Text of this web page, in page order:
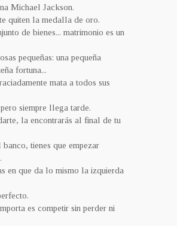
Michael Jackson.
quiten la medalla de oro.
de bienes... matrimonio es un
pequeñas: una pequeña
fortuna...
mata a todos sus
siempre llega tarde.
la encontrarás al final de tu
tienes que empezar
en que da lo mismo la izquierda
es competir sin perder ni